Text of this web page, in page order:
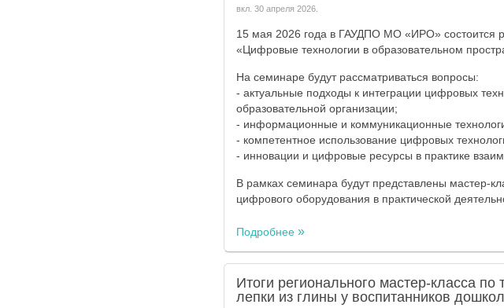
вкл. 30 апреля 2026.
15 мая 2026 года в ГАУДПО МО «ИРО» состоится
«Цифровые технологии в образовательном
На семинаре будут рассматриваться вопросы:
- актуальные подходы к интеграции цифровых
образовательной организации;
- информационные и коммуникационные
- компетентное использование цифровых
- инновации и цифровые ресурсы в практике
В рамках семинара будут представлены мастер-
цифрового оборудования в практической
Подробнее
Итоги регионального мастер-класса
лепки из глины у воспитанников